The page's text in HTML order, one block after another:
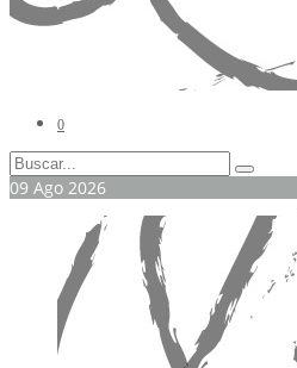
0
09 Ago 2026